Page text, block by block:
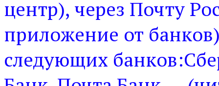
центр), через Почту
приложение от
следующих